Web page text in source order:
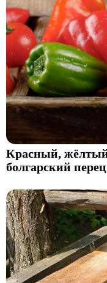
Красный,
болгарский